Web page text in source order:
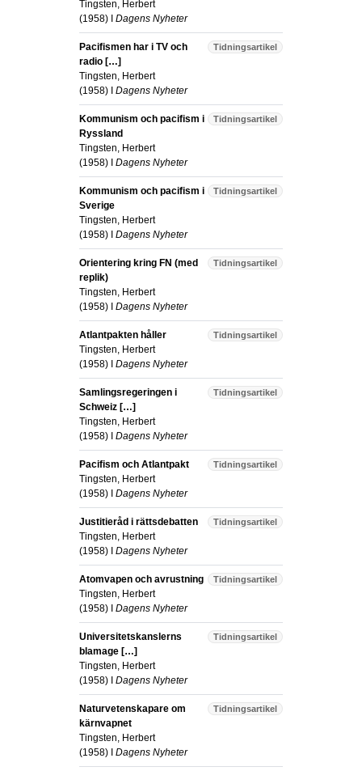
Tingsten, Herbert
(1958) I Dagens Nyheter
Tidningsartikel
Pacifismen har i TV och
radio […]
Tingsten, Herbert
(1958) I Dagens Nyheter
Tidningsartikel
Kommunism och pacifism i
Ryssland
Tingsten, Herbert
(1958) I Dagens Nyheter
Tidningsartikel
Kommunism och pacifism i
Sverige
Tingsten, Herbert
(1958) I Dagens Nyheter
Tidningsartikel
Orientering kring FN (med
replik)
Tingsten, Herbert
(1958) I Dagens Nyheter
Tidningsartikel
Atlantpakten håller
Tingsten, Herbert
(1958) I Dagens Nyheter
Tidningsartikel
Samlingsregeringen i
Schweiz […]
Tingsten, Herbert
(1958) I Dagens Nyheter
Tidningsartikel
Pacifism och Atlantpakt
Tingsten, Herbert
(1958) I Dagens Nyheter
Tidningsartikel
Justitieråd i rättsdebatten
Tingsten, Herbert
(1958) I Dagens Nyheter
Tidningsartikel
Atomvapen och avrustning
Tingsten, Herbert
(1958) I Dagens Nyheter
Tidningsartikel
Universitetskanslerns
blamage […]
Tingsten, Herbert
(1958) I Dagens Nyheter
Tidningsartikel
Naturvetenskapare om
kärnvapnet
Tingsten, Herbert
(1958) I Dagens Nyheter